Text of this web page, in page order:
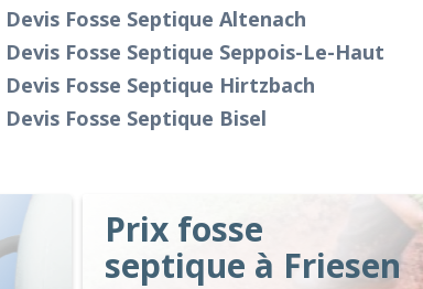
Devis Fosse Septique Altenach
Devis Fosse Septique Seppois-Le-Haut
Devis Fosse Septique Hirtzbach
Devis Fosse Septique Bisel
Prix fosse
septique à Friesen